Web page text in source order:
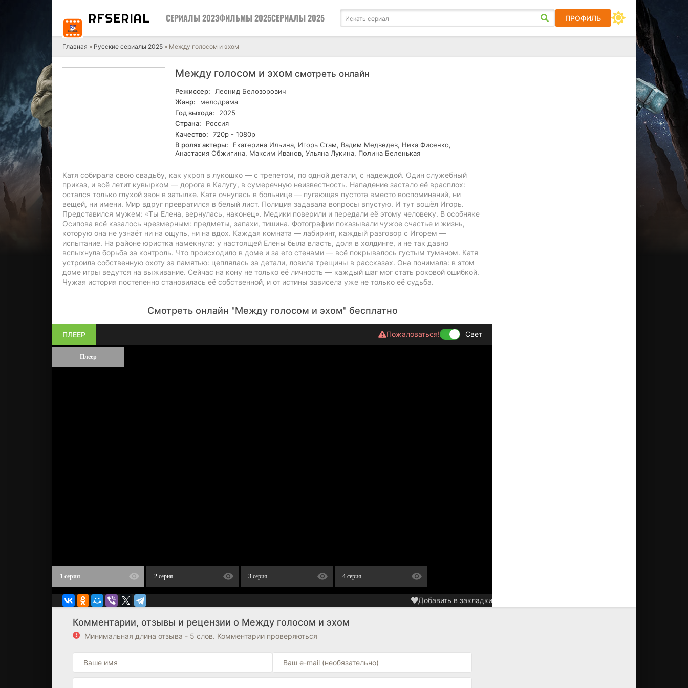
RFSERIAL СЕРИАЛЫ 2023ФИЛЬМЫ 2025СЕРИАЛЫ 2025 ПРОФИЛЬ
Главная » Русские сериалы 2025 » Между голосом и эхом
Между голосом и эхом смотреть онлайн
Режиссер:
Леонид Белозорович
Жанр:
мелодрама
Год выхода:
2025
Страна:
Россия
Качество:
720р - 1080р
В ролях актеры:
Екатерина Ильина, Игорь Стам, Вадим Медведев, Ника Фисенко,
Анастасия Обжигина, Максим Иванов, Ульяна Лукина, Полина Беленькая
Катя собирала свою свадьбу, как укроп в лукошко — с трепетом, по одной детали, с надеждой. Один служебный
приказ, и всё летит кувырком — дорога в Калугу, в сумеречную неизвестность. Нападение застало её врасплох:
остался только глухой звон в затылке. Катя очнулась в больнице — пугающая пустота вместо воспоминаний, ни
вещей, ни имени. Мир вдруг превратился в белый лист. Полиция задавала вопросы впустую. И тут вошёл Игорь.
Представился мужем: «Ты Елена, вернулась, наконец». Медики поверили и передали её этому человеку. В особняке
Осипова всё казалось чрезмерным: предметы, запахи, тишина. Фотографии показывали чужое счастье и жизнь,
которую она не узнаёт ни на ощупь, ни на вдох. Каждая комната — лабиринт, каждый разговор с Игорем —
испытание. На районе юристка намекнула: у настоящей Елены была власть, доля в холдинге, и не так давно
вспыхнула борьба за контроль. Что происходило в доме и за его стенами — всё покрывалось густым туманом. Катя
устроила собственную охоту за памятью: цеплялась за детали, ловила трещины в рассказах. Она понимала: в этом
доме игры ведутся на выживание. Сейчас на кону не только её личность — каждый шаг мог стать роковой ошибкой.
Чужая история постепенно становилась её собственной, и от истины зависела уже не только её судьба.
Смотреть онлайн "Между голосом и эхом" бесплатно
ПЛЕЕР Пожаловаться! Свет
Плеер
1 серия 2 серия 3 серия 4 серия
Добавить в закладки
Комментарии, отзывы и рецензии о Между голосом и эхом
Минимальная длина отзыва - 5 слов. Комментарии проверяються